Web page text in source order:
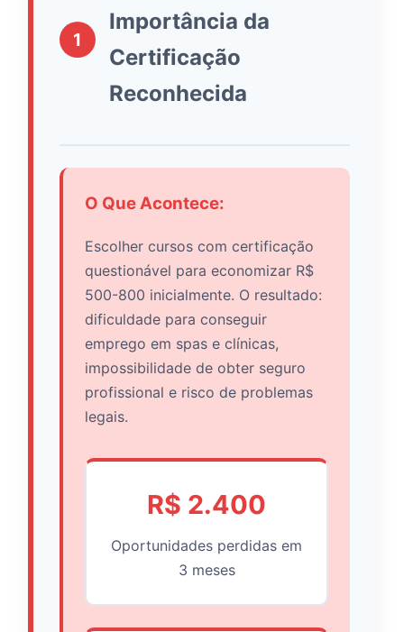
1
Importância da
Certificação
Reconhecida
O Que Acontece:
Escolher cursos com certificação
questionável para economizar R$
500-800 inicialmente. O resultado:
dificuldade para conseguir
emprego em spas e clínicas,
impossibilidade de obter seguro
profissional e risco de problemas
legais.
R$ 2.400
Oportunidades perdidas em
3 meses